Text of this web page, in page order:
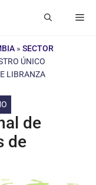
» SECTOR
ÚNICO
LIBRANZA
de
de